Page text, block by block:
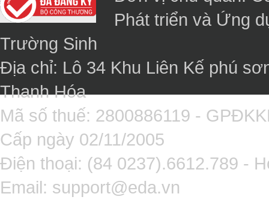
Phát triển và Ứng
Trường Sinh
Địa chỉ: Lô 34 Khu Liên Kế phú
Thanh Hóa
Mã số thuế: 2800886119 -
Cấp ngày 02/11/2005
Điện thoại: (84 0237).6612.789 -
Email: support@eda.vn